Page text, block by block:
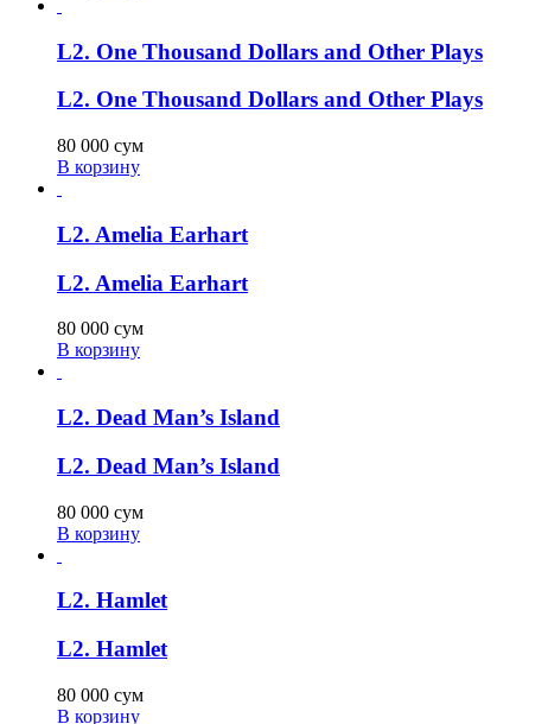
L2. One Thousand Dollars and Other Plays
L2. One Thousand Dollars and Other Plays
80 000 сум
В корзину
L2. Amelia Earhart
L2. Amelia Earhart
80 000 сум
В корзину
L2. Dead Man’s Island
L2. Dead Man’s Island
80 000 сум
В корзину
L2. Hamlet
L2. Hamlet
80 000 сум
В корзину